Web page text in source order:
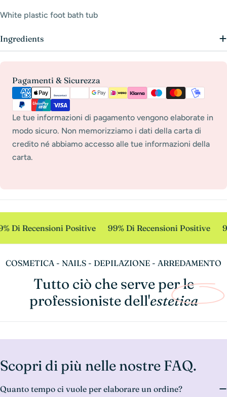
White plastic foot bath tub
Ingredients
Pagamenti & Sicurezza
Payment
methods
Le tue informazioni di pagamento vengono elaborate in
modo sicuro. Non memorizziamo i dati della carta di
credito né abbiamo accesso alle tue informazioni della
carta.
Di Recensioni Positive 99% Di Recensioni Positive
COSMETICA - NAILS - DEPILAZIONE - ARREDAMENTO
Tutto ciò che serve per le
professioniste dell'estetica
Scopri di più nelle nostre FAQ.
Quanto tempo ci vuole per elaborare un ordine?